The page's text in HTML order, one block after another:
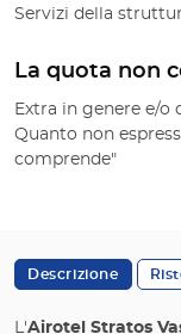
Servizi della
La quota non
Extra in genere e/o
Quanto non
comprende"
Descrizione
L'Airotel Stratos